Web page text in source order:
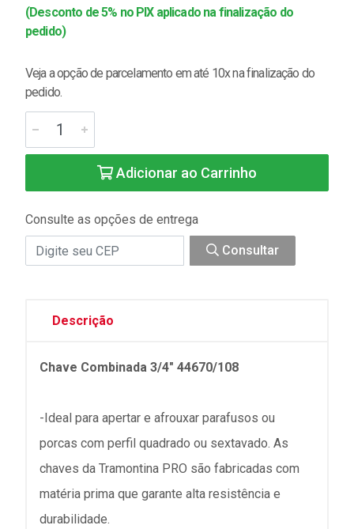
(Desconto de 5% no PIX aplicado na finalização do
pedido)
Veja a opção de parcelamento em até 10x na finalização do
pedido.
Adicionar ao Carrinho
Consulte as opções de entrega
Consultar
Descrição
Chave Combinada 3/4" 44670/108
-Ideal para apertar e afrouxar parafusos ou
porcas com perfil quadrado ou sextavado. As
chaves da Tramontina PRO são fabricadas com
matéria prima que garante alta resistência e
durabilidade.